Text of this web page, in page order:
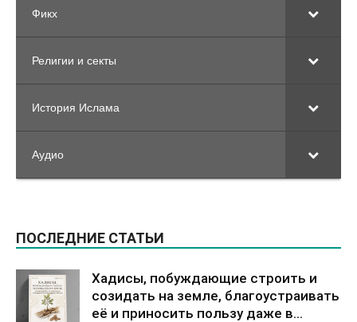
Фикх
Религии и секты
История Ислама
Аудио
ПОСЛЕДНИЕ СТАТЬИ
Хадисы, побуждающие строить и
созидать на земле, благоустраивать
её и приносить пользу даже в...